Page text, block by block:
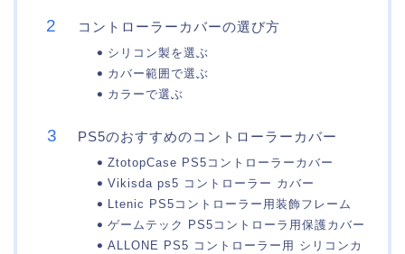
コントローラーカバーの選び方
シリコン製を選ぶ
カバー範囲で選ぶ
カラーで選ぶ
PS5のおすすめのコントローラーカバー
ZtotopCase PS5コントローラーカバー
Vikisda ps5 コントローラー カバー
Ltenic PS5コントローラー用装飾フレーム
ゲームテック PS5コントローラ用保護カバー
ALLONE PS5 コントローラー用 シリコンカ